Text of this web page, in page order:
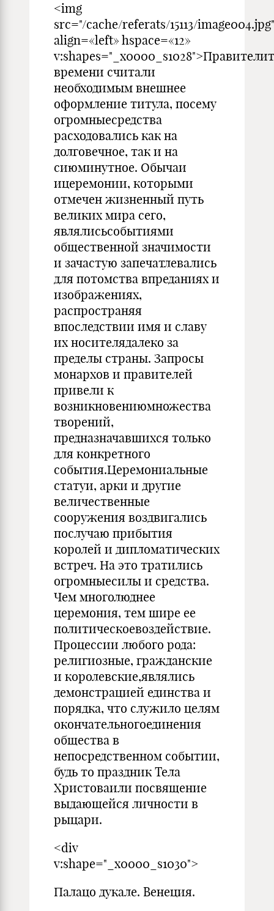
<img
src="/cache/referats/15113/image004.jpg"
align=«left» hspace=«12»
времени считали
необходимым внешнее
оформление титула, посему
огромныесредства
расходовались как на
долговечное, так и на
сиюминутное. Обычаи
ицеремонии, которыми
отмечен жизненный путь
великих мира сего,
являлисьсобытиями
общественной значимости
и зачастую запечатлевались
для потомства впреданиях и
изображениях,
распространяя
впоследствии имя и славу
их носителядалеко за
пределы страны. Запросы
монархов и правителей
привели к
возникновениюмножества
творений,
предназначавшихся только
для конкретного
события.Церемониальные
статуи, арки и другие
величественные
сооружения воздвигались
послучаю прибытия
королей и дипломатических
встреч. На это тратились
огромныесилы и средства.
Чем многолюднее
церемония, тем шире ее
политическоевоздействие.
Процессии любого рода:
религиозные, гражданские
и королевские,являлись
демонстрацией единства и
порядка, что служило целям
окончательногоединения
общества в
непосредственном событии,
будь то праздник Тела
Христоваили посвящение
выдающейся личности в
рыцари.
<div
v:shape="_x0000_s1030">
Палацо дукале. Венеция.